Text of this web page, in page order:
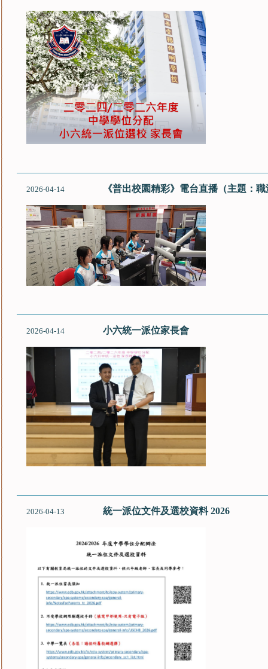
2026-04-14 《普出校園精彩》電台直播（主題：
2026-04-14 小六統一派位家長會
2026-04-13 統一派位文件及選校資料 2026